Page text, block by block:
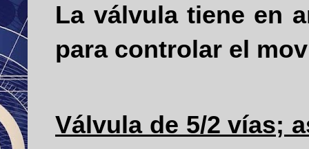
La válvula tiene en
para controlar el
Válvula de 5/2 vías;